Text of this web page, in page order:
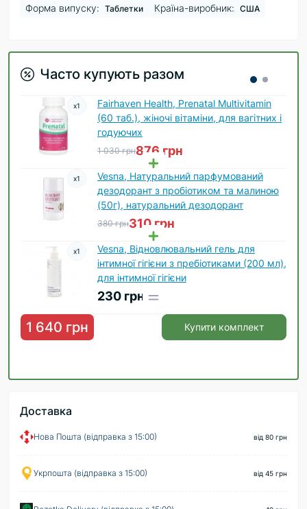
Форма випуску: Таблетки Країна-виробник: США
Часто купують разом
x1
Fairhaven Health, Prenatal Multivitamin
(60 таб.), жіночі вітаміни, для вагітних і
годуючих
1 030 грн876 грн
x1
Vesna, Натуральний парфумований
дезодорант з пробіотиком та малиною
(50г), натуральний дезодорант
380 грн310 грн
x1
Vesna, Відновлювальний гель для
інтимної гігієни з пребіотиками (200 мл),
для інтимної гігієни
230 грн
1 640 грн Купити комплект
Доставка
Нова Пошта (відправка з 15:00) від 80 грн
Укрпошта (відправка з 15:00) від 45 грн